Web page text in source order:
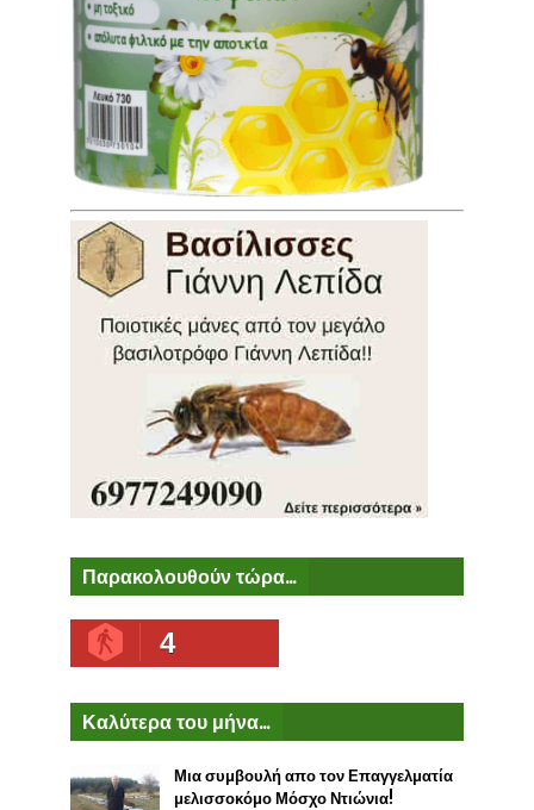
Παρακολουθούν τώρα...
4
Καλύτερα του μήνα...
Μια συμβουλή απο τον Επαγγελματία
μελισσοκόμο Μόσχο Ντιώνια!